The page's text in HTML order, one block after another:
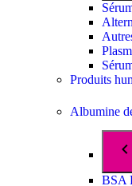
Produits
Albumine
BSA